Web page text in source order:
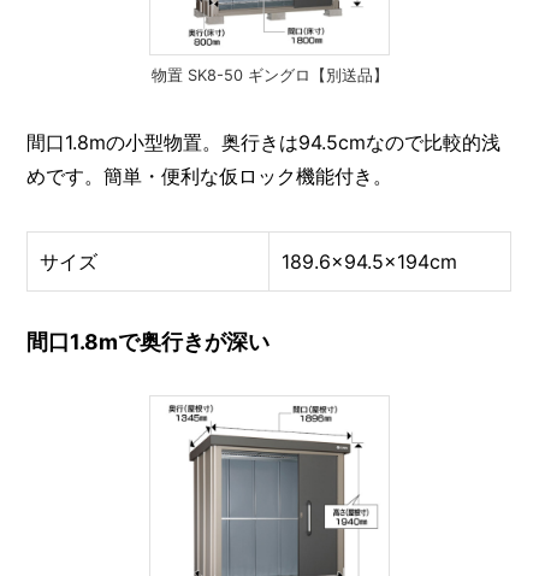
物置 SK8-50 ギングロ【別送品】
間口1.8mの小型物置。奥行きは94.5cmなので比較的浅
めです。簡単・便利な仮ロック機能付き。
サイズ 189.6×94.5×194cm
間口1.8mで奥行きが深い